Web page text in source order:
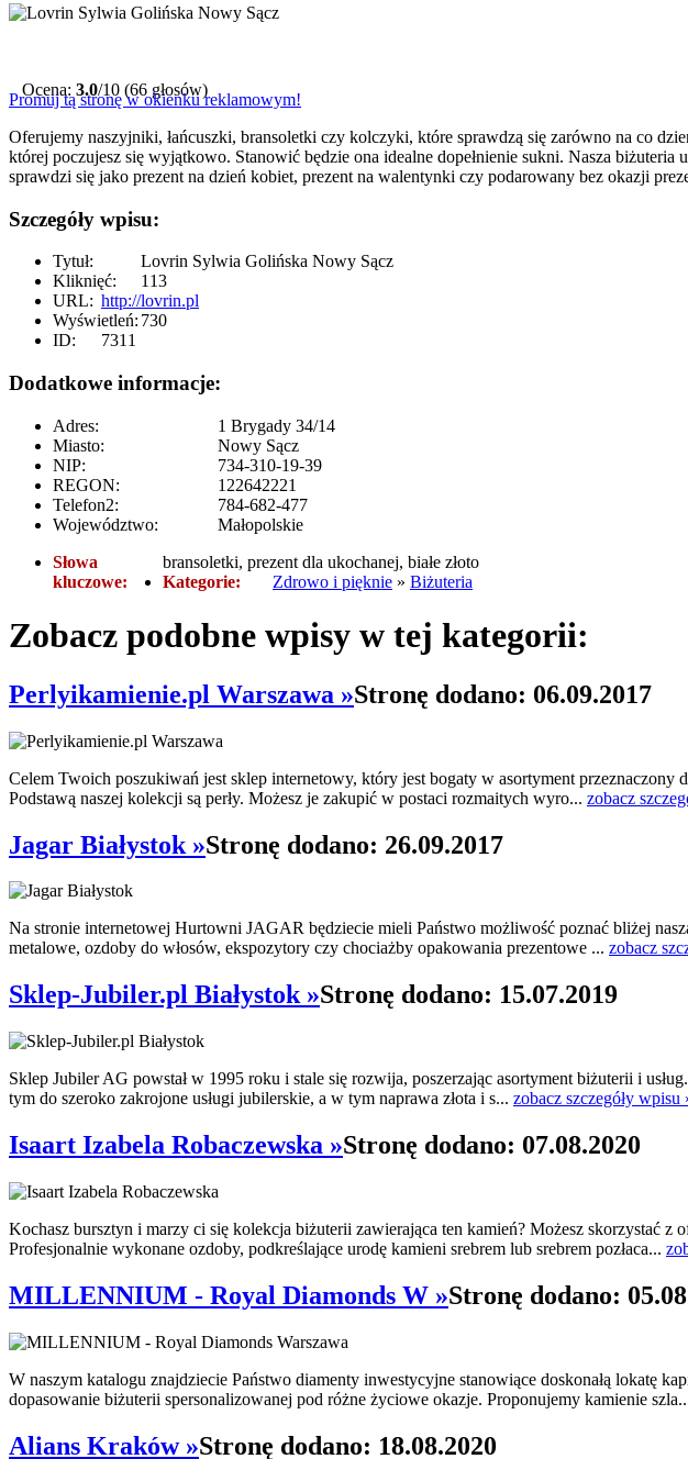
Ocena: 3.0/10 (66 głosów)
Promuj tą stronę w okienku reklamowym!
Oferujemy naszyjniki, łańcuszki, bransoletki czy kolczyki, które sprawdzą się zarówno na co
której poczujesz się wyjątkowo. Stanowić będzie ona idealne dopełnienie sukni. Nasza
sprawdzi się jako prezent na dzień kobiet, prezent na walentynki czy podarowany bez okazji
Szczegóły wpisu:
Tytuł:
Lovrin Sylwia Golińska Nowy Sącz
Kliknięć:
113
URL: http://lovrin.pl
Wyświetleń: 730
ID:
7311
Dodatkowe informacje:
Adres:
1 Brygady 34/14
Miasto:
Nowy Sącz
NIP:
734-310-19-39
REGON:
122642221
Telefon2:
784-682-477
Województwo:
Małopolskie
Słowa
kluczowe:
bransoletki, prezent dla ukochanej, białe złoto
Kategorie:
Zdrowo i pięknie » Biżuteria
Zobacz podobne wpisy w tej kategorii:
Perlyikamienie.pl Warszawa »Stronę dodano: 06.09.2017
Celem Twoich poszukiwań jest sklep internetowy, który jest bogaty w asortyment
Podstawą naszej kolekcji są perły. Możesz je zakupić w postaci rozmaitych wyro... zobacz
Jagar Białystok »Stronę dodano: 26.09.2017
Na stronie internetowej Hurtowni JAGAR będziecie mieli Państwo możliwość poznać bliżej
metalowe, ozdoby do włosów, ekspozytory czy chociażby opakowania prezentowe ... zobacz
Sklep-Jubiler.pl Białystok »Stronę dodano: 15.07.2019
Sklep Jubiler AG powstał w 1995 roku i stale się rozwija, poszerzając asortyment biżuterii i
tym do szeroko zakrojone usługi jubilerskie, a w tym naprawa złota i s... zobacz szczegóły wpisu
Isaart Izabela Robaczewska »Stronę dodano: 07.08.2020
Kochasz bursztyn i marzy ci się kolekcja biżuterii zawierająca ten kamień? Możesz skorzystać
Profesjonalnie wykonane ozdoby, podkreślające urodę kamieni srebrem lub srebrem pozłaca...
MILLENNIUM - Royal Diamonds W »Stronę dodano:
W naszym katalogu znajdziecie Państwo diamenty inwestycyjne stanowiące doskonałą lokatę
dopasowanie biżuterii spersonalizowanej pod różne życiowe okazje. Proponujemy kamienie
Alians Kraków »Stronę dodano: 18.08.2020